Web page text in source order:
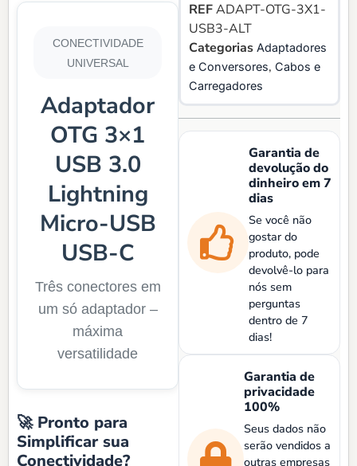
CONECTIVIDADE
UNIVERSAL
Adaptador
OTG 3×1
USB 3.0
Lightning
Micro-USB
USB-C
Três conectores em
um só adaptador –
máxima
versatilidade
🚀 Pronto para
Simplificar sua
Conectividade?
REFADAPT-OTG-3X1-
USB3-ALT
Categorias Adaptadores
e Conversores, Cabos e
Carregadores
Garantia de
devolução do
dinheiro em 7
dias
Se você não
gostar do
produto, pode
devolvê-lo para
nós sem
perguntas
dentro de 7
dias!
Garantia de
privacidade
100%
Seus dados não
serão vendidos a
outras empresas